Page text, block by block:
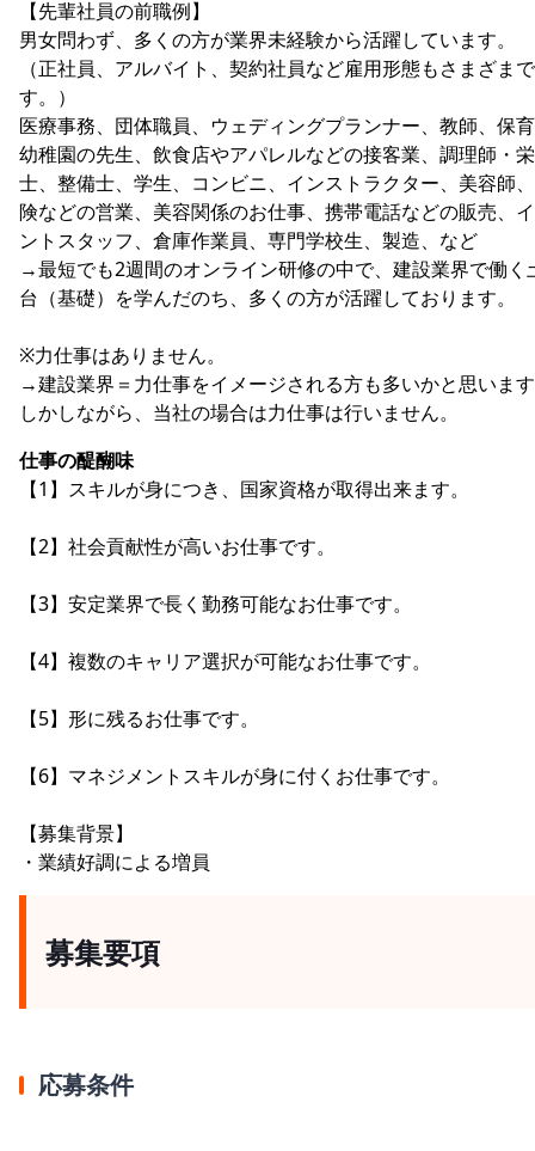
【先輩社員の前職例】
男女問わず、多くの方が業界未経験から活躍しています。
（正社員、アルバイト、契約社員など雇用形態もさまざまで
す。）
医療事務、団体職員、ウェディングプランナー、教師、保
幼稚園の先生、飲食店やアパレルなどの接客業、調理師・
士、整備士、学生、コンビニ、インストラクター、美容師
険などの営業、美容関係のお仕事、携帯電話などの販売、
ントスタッフ、倉庫作業員、専門学校生、製造、など
→最短でも2週間のオンライン研修の中で、建設業界で働く
台（基礎）を学んだのち、多くの方が活躍しております。
※力仕事はありません。
→建設業界＝力仕事をイメージされる方も多いかと思いま
しかしながら、当社の場合は力仕事は行いません。
仕事の醍醐味
【1】スキルが身につき、国家資格が取得出来ます。
【2】社会貢献性が高いお仕事です。
【3】安定業界で長く勤務可能なお仕事です。
【4】複数のキャリア選択が可能なお仕事です。
【5】形に残るお仕事です。
【6】マネジメントスキルが身に付くお仕事です。
【募集背景】
・業績好調による増員
募集要項
応募条件